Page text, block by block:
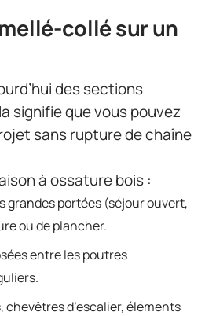
collé sur un
des sections
signifie que vous pouvez
sans rupture de chaîne
à ossature bois :
grandes portées (séjour ouvert,
ou de plancher.
entre les poutres
d’escalier, éléments